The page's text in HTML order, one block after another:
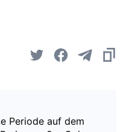
Periode auf dem